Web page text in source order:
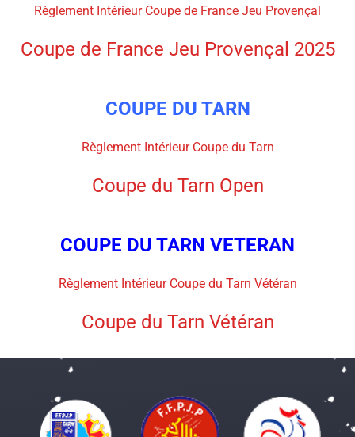
Règlement Intérieur Coupe de France Jeu Provençal
Coupe de France Jeu Provençal 2025
COUPE DU TARN
Règlement Intérieur Coupe du Tarn
Coupe du Tarn Open
COUPE DU TARN VETERAN
Règlement Intérieur Coupe du Tarn Vétéran
Coupe du Tarn Vétéran